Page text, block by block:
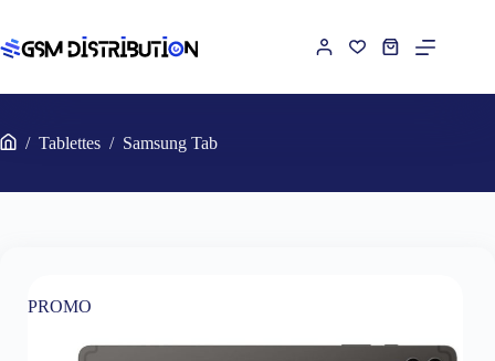
contenu
Panier
/ Tablettes / Samsung Tab
PROMO